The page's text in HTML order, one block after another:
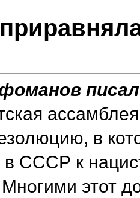
в
в СССР к
этот